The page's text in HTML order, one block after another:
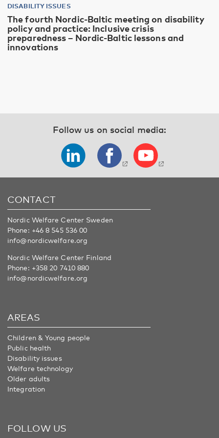
DISABILITY ISSUES
The fourth Nordic-Baltic meeting on disability
policy and practice: Inclusive crisis
preparedness – Nordic-Baltic lessons and
innovations
Follow us on social media:
CONTACT
Nordic Welfare Center Sweden
Phone: +46 8 545 536 00
info@nordicwelfare.org
Nordic Welfare Center Finland
Phone: +358 20 7410 880
info@nordicwelfare.org
AREAS
Children & Young people
Public health
Disability issues
Welfare technology
Older adults
Integration
FOLLOW US